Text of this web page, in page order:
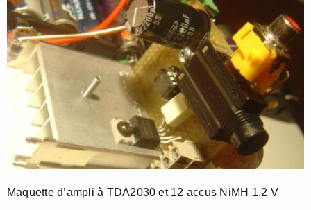
Maquette d’ampli à TDA2030 et 12 accus NiMH 1,2 V